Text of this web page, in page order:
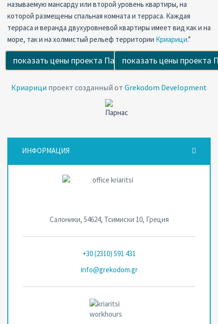
называемую мансарду или второй уровень квартиры, на
которой размещены спальная комната и терраса. Каждая
терраса и веранда двухуровневой квартиры имеет вид как и на
море, так и на холмистый рельеф территории Криарици.”
Криарици проект созданный от Grekodom Development
ИНФОРМАЦИЯ
Салоники, 54624, Тсимиски 10, Греция
+30 (2310) 591 431
info@grekodom.gr